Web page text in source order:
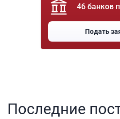
46 банков
Подать
Последние